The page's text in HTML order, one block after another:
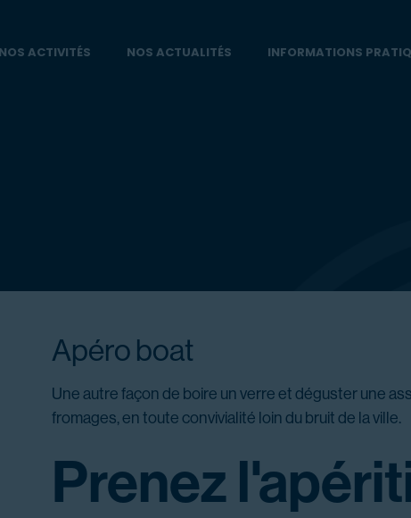
NOS ACTIVITÉS NOS ACTUALITÉS INFORMATIONS
Apéro boat
Une autre façon de boire un verre et déguster une
fromages, en toute convivialité loin du bruit de la ville.
Prenez